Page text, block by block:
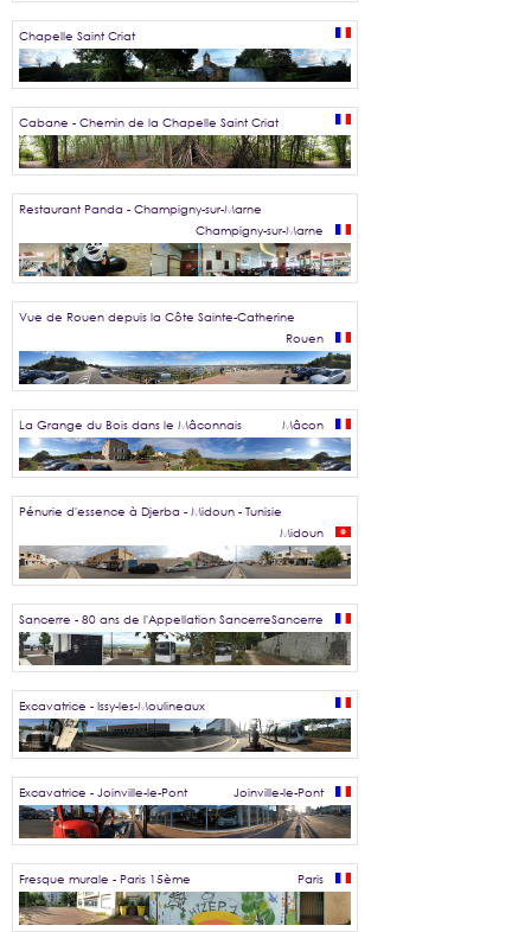
Chapelle Saint Criat
Cabane - Chemin de la Chapelle Saint Criat
Restaurant Panda - Champigny-sur-Marne
Champigny-sur-Marne
Vue de Rouen depuis la Côte Sainte-Catherine
Rouen
La Grange du Bois dans le Mâconnais Mâcon
Pénurie d'essence à Djerba - Midoun - Tunisie
Midoun
Sancerre - 80 ans de l'Appellation SancerreSancerre
Excavatrice - Issy-les-Moulineaux
Excavatrice - Joinville-le-Pont Joinville-le-Pont
Fresque murale - Paris 15ème Paris